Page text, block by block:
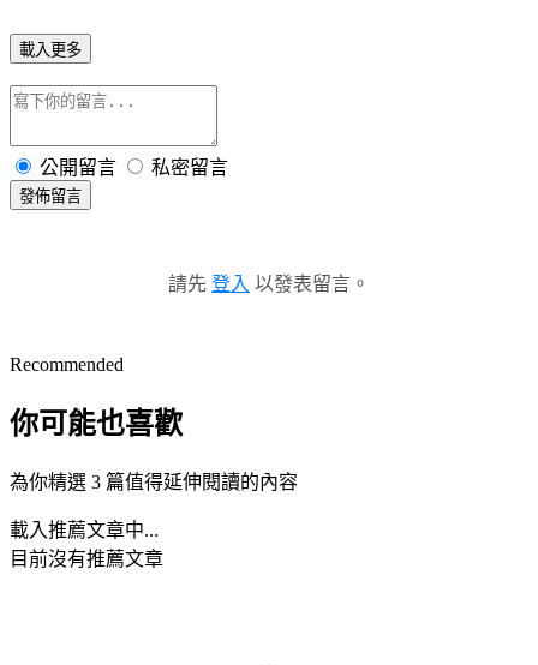
載入更多
公開留言 私密留言
發佈留言
請先 登入 以發表留言。
Recommended
你可能也喜歡
為你精選 3 篇值得延伸閱讀的內容
載入推薦文章中...
目前沒有推薦文章